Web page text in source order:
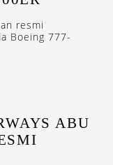
resmi
Boeing 777-
ABU